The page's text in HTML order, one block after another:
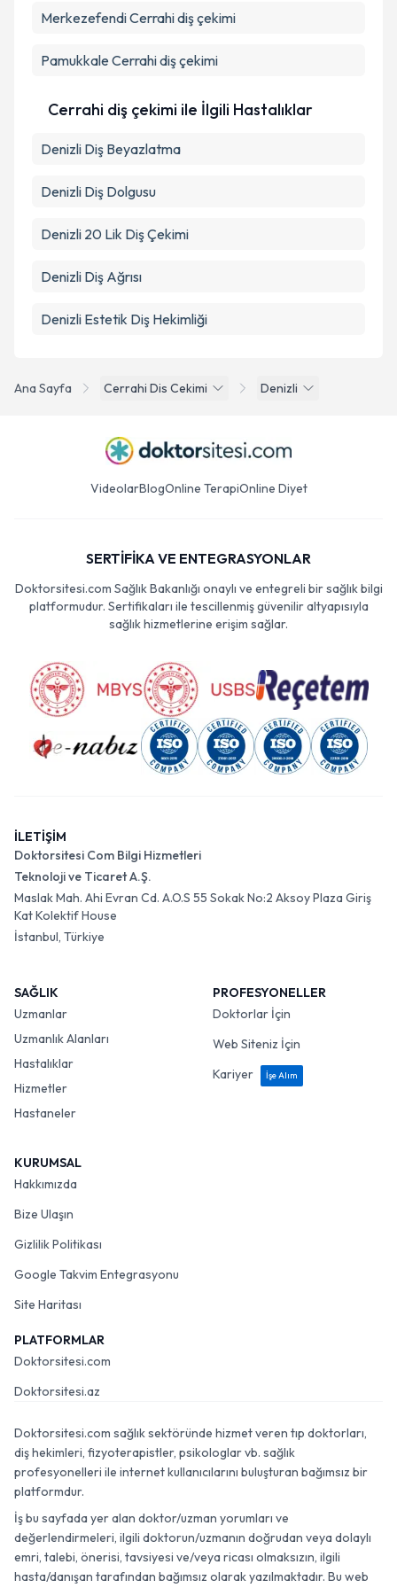
Metni'ni okudum ve kişisel verilerimin belirtilen
Ana Sayfa Cerrahi Dis Cekimi Denizli
MerkezefendiCerrahi diş çekimi
Pamukkale Cerrahi diş çekimi
Cerrahi diş çekimi ile İlgili Hastalıklar
Denizli Diş Beyazlatma
Denizli Diş Dolgusu
Denizli 20 Lik Diş Çekimi
Denizli Diş Ağrısı
Denizli Estetik Diş Hekimliği
VideolarBlogOnline TerapiOnline Diyet
SERTİFİKA VE ENTEGRASYONLAR
Doktorsitesi.com Sağlık Bakanlığı onaylı ve entegreli bir sağlık bilgi
platformudur. Sertifikaları ile tescillenmiş güvenilir altyapısıyla
sağlık hizmetlerine erişim sağlar.
İLETİŞİM
Doktorsitesi Com Bilgi Hizmetleri
Teknoloji ve Ticaret A.Ş.
Maslak Mah. Ahi Evran Cd. A.O.S 55 Sokak No:2 Aksoy Plaza Giriş
Kat Kolektif House
İstanbul, Türkiye
SAĞLIK
Uzmanlar
Uzmanlık Alanları
Hastalıklar
Hizmetler
Hastaneler
PROFESYONELLER
Doktorlar İçin
Web Siteniz İçin
Kariyer
İşe Alım
KURUMSAL
Hakkımızda
Bize Ulaşın
Gizlilik Politikası
Google Takvim Entegrasyonu
Site Haritası
PLATFORMLAR
Doktorsitesi.com
Doktorsitesi.az
Doktorsitesi.com sağlık sektöründe hizmet veren tıp doktorları,
diş hekimleri, fizyoterapistler, psikologlar vb. sağlık
profesyonelleri ile internet kullanıcılarını buluşturan bağımsız bir
platformdur.
İş bu sayfada yer alan doktor/uzman yorumları ve
değerlendirmeleri, ilgili doktorun/uzmanın doğrudan veya dolaylı
emri, talebi, önerisi, tavsiyesi ve/veya ricası olmaksızın, ilgili
hasta/danışan tarafından bağımsız olarak yazılmaktadır. Bu web